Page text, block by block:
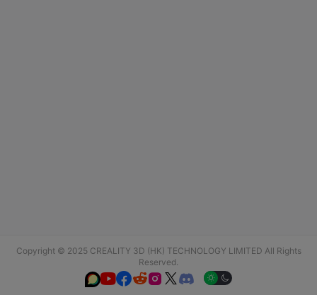
Copyright © 2025 CREALITY 3D (HK) TECHNOLOGY LIMITED All Rights
Reserved.
  